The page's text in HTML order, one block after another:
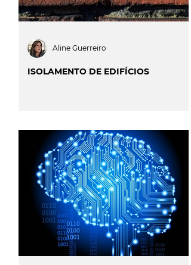
ISOLAMENTO DE EDIFÍCIOS
Aline Guerreiro